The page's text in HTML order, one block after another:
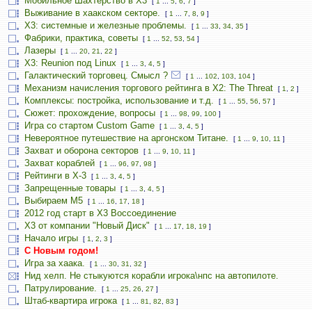
Выживание в хаакском секторе. [ 1 7 8 9 ]
Х3: системные и железные проблемы. [ 1 33 34 35 ]
Фабрики, практика, советы [ 1 52 53 54 ]
Лазеры [ 1 20 21 22 ]
X3: Reunion под Linux [ 1 3 4 5 ]
Галактический торговец. Смысл ? [ 1 102 103 104 ]
Механизм начисления торгового рейтинга в Х2: The Threat [ 1 2 ]
Комплексы: постройка, использование и т.д. [ 1 55 56 57 ]
Сюжет: прохождение, вопросы [ 1 98 99 100 ]
Игра со стартом Custom Game [ 1 3 4 5 ]
Невероятное путешествие на аргонском Титане. [ 1 9 10 11 ]
Захват и оборона секторов [ 1 9 10 11 ]
Захват кораблей [ 1 96 97 98 ]
Рейтинги в Х-3 [ 1 3 4 5 ]
Запрещенные товары [ 1 3 4 5 ]
Выбираем М5 [ 1 16 17 18 ]
2012 год старт в Х3 Воссоединение
X3 от компании "Новый Диск"
[ 1 17 18 19 ]
Начало игры [ 1 2 3 ]
С Новым годом!
Игра за хаака.
[ 1 30 31 32 ]
Нид хелп. Не стыкуются корабли игрока\нпс на автопилоте.
Патрулирование.
[ 1 25 26 27 ]
Штаб-квартира игрока [ 1 81 82 83 ]